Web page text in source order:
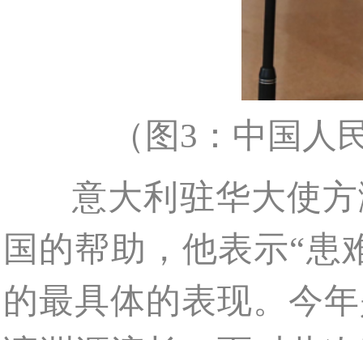
（图3：中国
意大利驻华大使方
国的帮助，他表示“患
的最具体的表现。今